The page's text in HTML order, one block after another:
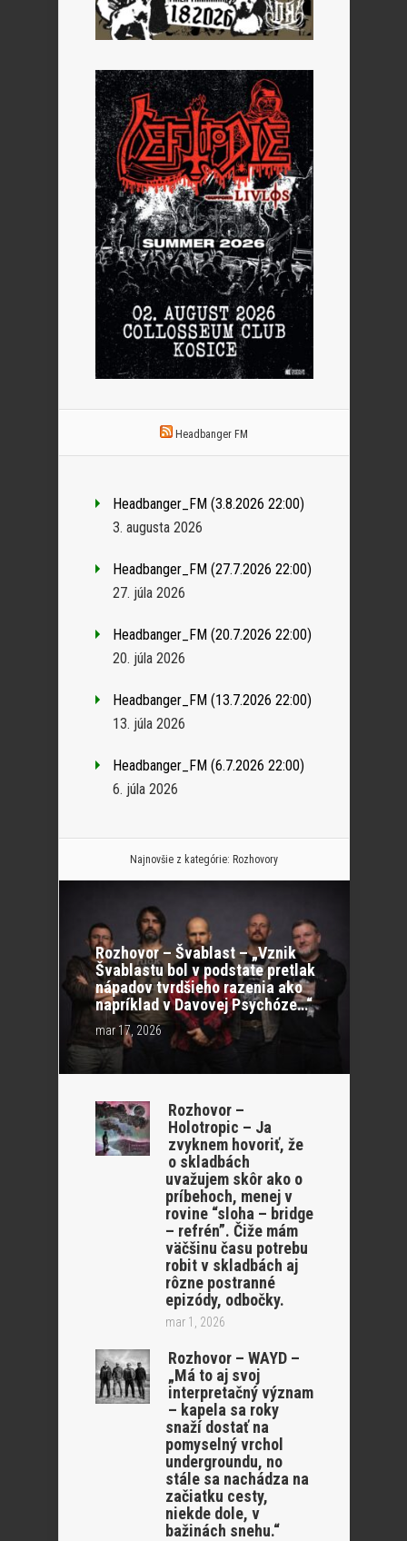
Headbanger FM
Headbanger_FM (3.8.2026 22:00)
3. augusta 2026
Headbanger_FM (27.7.2026 22:00)
27. júla 2026
Headbanger_FM (20.7.2026 22:00)
20. júla 2026
Headbanger_FM (13.7.2026 22:00)
13. júla 2026
Headbanger_FM (6.7.2026 22:00)
6. júla 2026
Najnovšie z kategórie: Rozhovory
Rozhovor – Švablast – „Vznik
Švablastu bol v podstate pretlak
nápadov tvrdšieho razenia ako
napríklad v Davovej Psychóze…“
mar 17, 2026
Rozhovor –
Holotropic – Ja
zvyknem hovoriť, že
o skladbách
uvažujem skôr ako o
príbehoch, menej v
rovine “sloha – bridge
– refrén”. Čiže mám
väčšinu času potrebu
robit v skladbách aj
rôzne postranné
epizódy, odbočky.
mar 1, 2026
Rozhovor – WAYD –
„Má to aj svoj
interpretačný význam
– kapela sa roky
snaží dostať na
pomyselný vrchol
undergroundu, no
stále sa nachádza na
začiatku cesty,
niekde dole, v
bažinách snehu.“